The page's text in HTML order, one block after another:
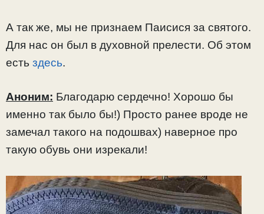
А так же, мы не признаем Паисися за святого.
Для нас он был в духовной прелести. Об этом
есть здесь.
Аноним: Благодарю сердечно! Хорошо бы
именно так было бы!) Просто ранее вроде не
замечал такого на подошвах) наверное про
такую обувь они изрекали!